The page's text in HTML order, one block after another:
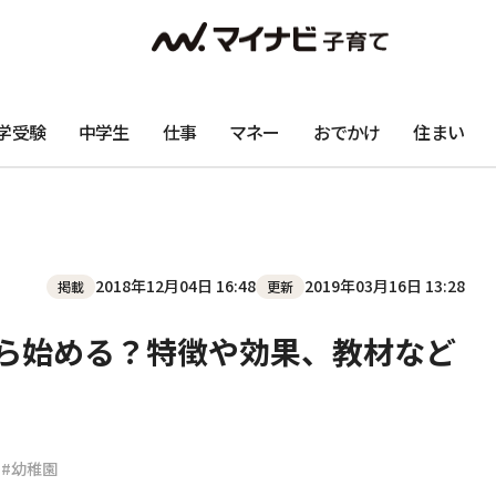
受験 中学生 仕事 マネー おでかけ 住まい
掲載 2018年12月04日 16:48 更新 2019年03月16日 13:28
始める？特徴や効果、教材など
#幼稚園